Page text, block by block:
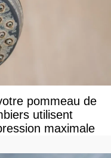
pommeau de
utilisent
maximale